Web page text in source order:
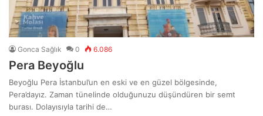
Gonca Sağlık 0 6.086
Pera Beyoğlu
Beyoğlu Pera İstanbul’un en eski ve en güzel bölgesinde,
Pera’dayız. Zaman tünelinde olduğunuzu düşündüren bir semt
burası. Dolayısıyla tarihi de…